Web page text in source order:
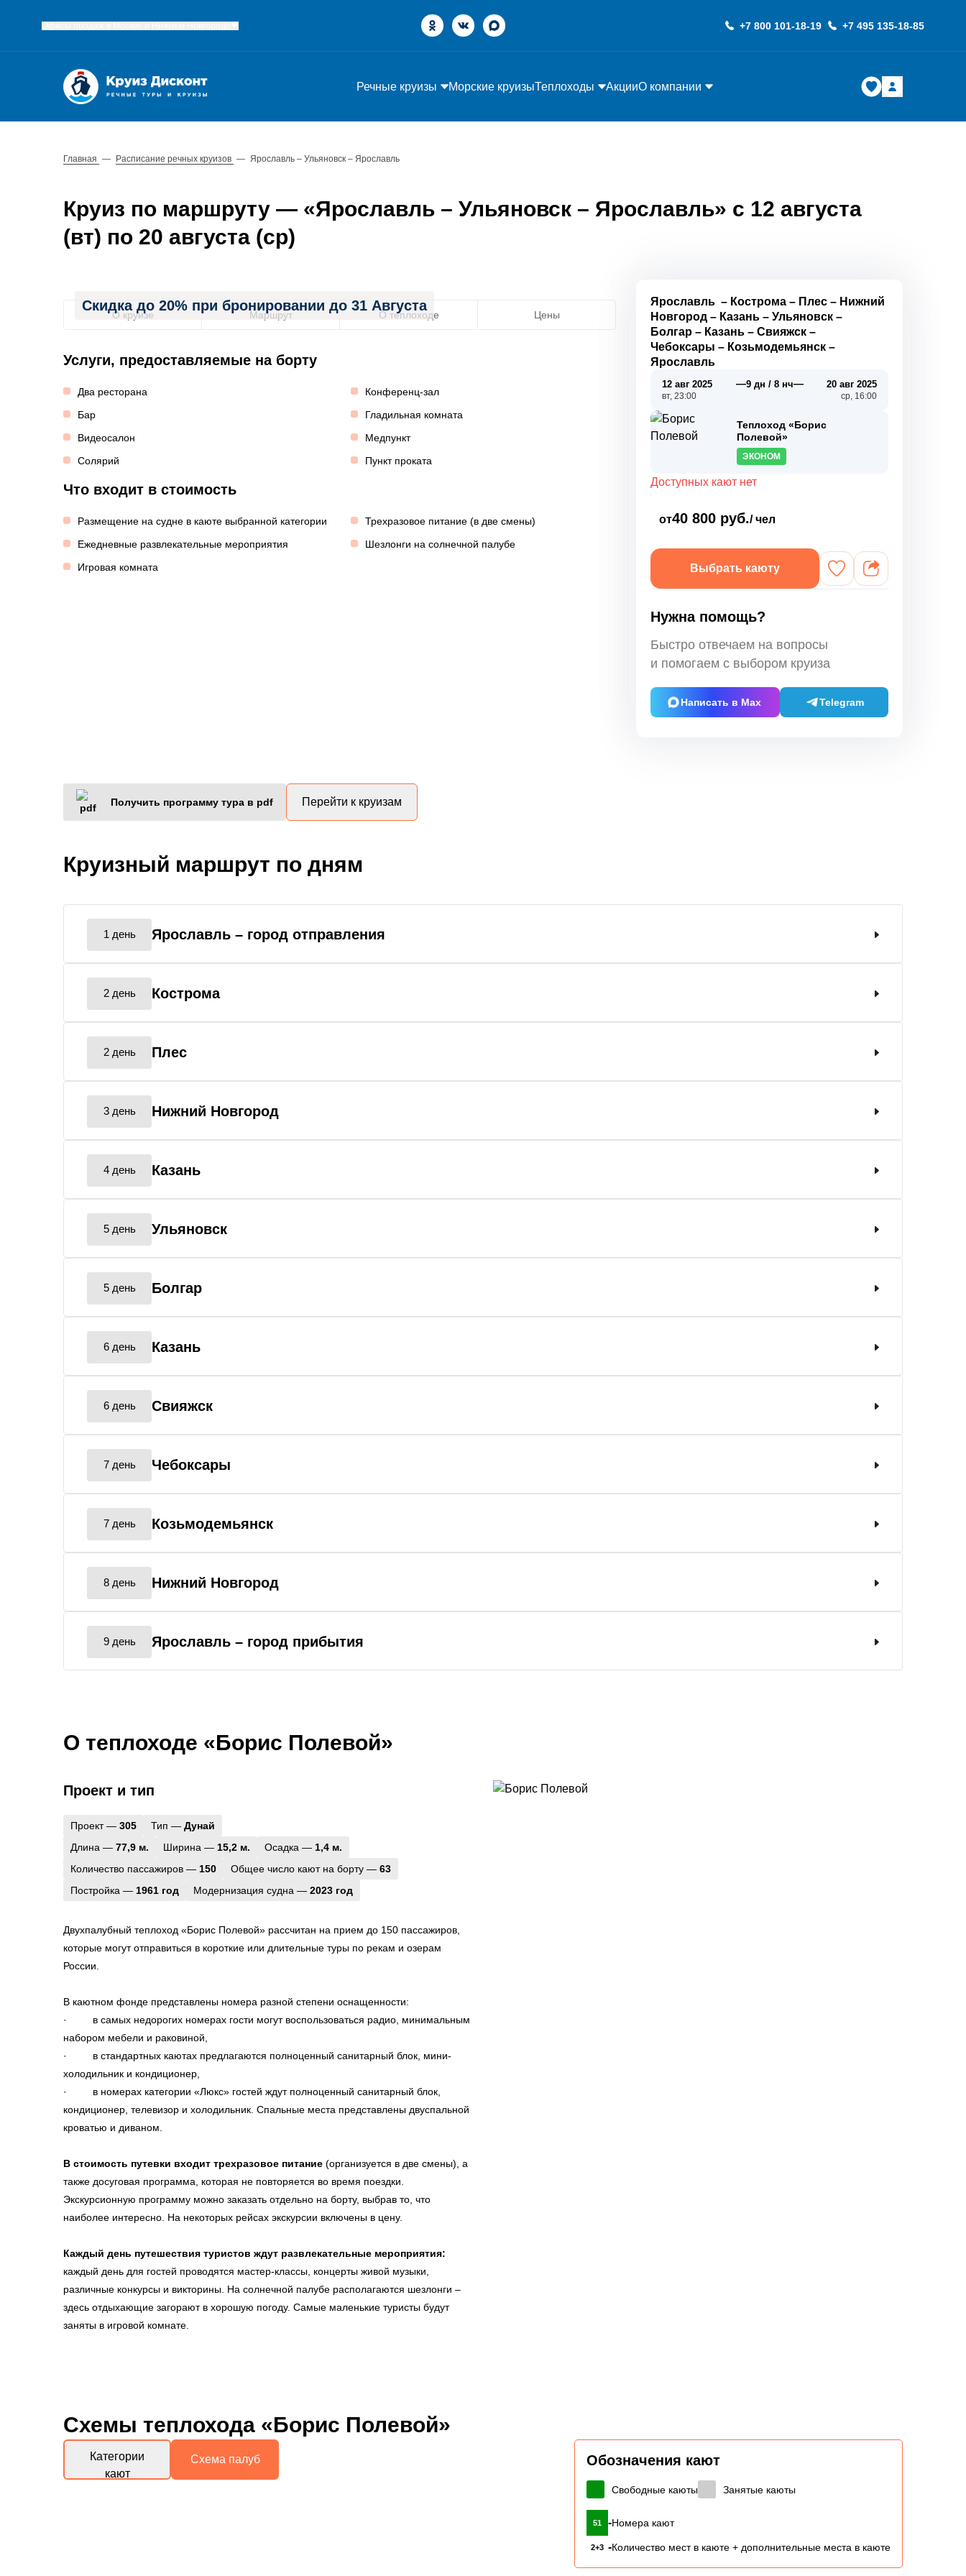
+7 800 101-18-19 +7 495 135-18-85
Речные круизы Морские круизыТеплоходы АкцииО компании
Главная — Расписание речных круизов — Ярославль – Ульяновск – Ярославль
Круиз по маршруту — «Ярославль – Ульяновск – Ярославль» с 12 августа
(вт) по 20 августа (ср)
Скидка до 20% при бронировании до 31 Августа
О круизе Маршрут О теплоходе Цены
Услуги, предоставляемые на борту
Два ресторана
Конференц-зал
Бар
Гладильная комната
Видеосалон
Медпункт
Солярий
Пункт проката
Что входит в стоимость
Размещение на судне в каюте выбранной категории
Трехразовое питание (в две смены)
Ежедневные развлекательные мероприятия
Шезлонги на солнечной палубе
Игровая комната
Ярославль – Кострома – Плес – Нижний
Новгород – Казань –Ульяновск –
Болгар – Казань –Свияжск –
Чебоксары – Козьмодемьянск –
Ярославль
12 авг 2025
вт, 23:00
—9 дн / 8 нч— 20 авг 2025
ср, 16:00
Теплоход «Борис
Полевой»
ЭКОНОМ
Доступных кают нет
от40 800 руб./ чел
Выбрать каюту
Нужна помощь?
Быстро отвечаем на вопросы
и помогаем с выбором круиза
Написать в Max Telegram
Получить программу тура в pdf Перейти к круизам
Круизный маршрут по дням
1 день Ярославль – город отправления
2 день Кострома
2 день Плес
3 день Нижний Новгород
4 день Казань
5 день Ульяновск
5 день Болгар
6 день Казань
6 день Свияжск
7 день Чебоксары
7 день Козьмодемьянск
8 день Нижний Новгород
9 день Ярославль – город прибытия
О теплоходе «Борис Полевой»
Проект и тип
Проект — 305 Тип — Дунай
Длина — 77,9 м. Ширина — 15,2 м. Осадка — 1,4 м.
Количество пассажиров — 150 Общее число кают на борту — 63
Постройка — 1961 год Модернизация судна — 2023 год
Двухпалубный теплоход «Борис Полевой» рассчитан на прием до 150 пассажиров,
которые могут отправиться в короткие или длительные туры по рекам и озерам
России.
В каютном фонде представлены номера разной степени оснащенности:
· в самых недорогих номерах гости могут воспользоваться радио, минимальным
набором мебели и раковиной,
· в стандартных каютах предлагаются полноценный санитарный блок, мини-
холодильник и кондиционер,
· в номерах категории «Люкс» гостей ждут полноценный санитарный блок,
кондиционер, телевизор и холодильник. Спальные места представлены двуспальной
кроватью и диваном.
В стоимость путевки входит трехразовое питание (организуется в две смены), а
также досуговая программа, которая не повторяется во время поездки.
Экскурсионную программу можно заказать отдельно на борту, выбрав то, что
наиболее интересно. На некоторых рейсах экскурсии включены в цену.
Каждый день путешествия туристов ждут развлекательные мероприятия:
каждый день для гостей проводятся мастер-классы, концерты живой музыки,
различные конкурсы и викторины. На солнечной палубе располагаются шезлонги –
здесь отдыхающие загорают в хорошую погоду. Самые маленькие туристы будут
заняты в игровой комнате.
Схемы теплохода «Борис Полевой»
Обозначения кают
Свободные каюты Занятые каюты
51 -Номера кают
2+3 -Количество мест в каюте + дополнительные места в каюте
Категории
кают
Схема палуб